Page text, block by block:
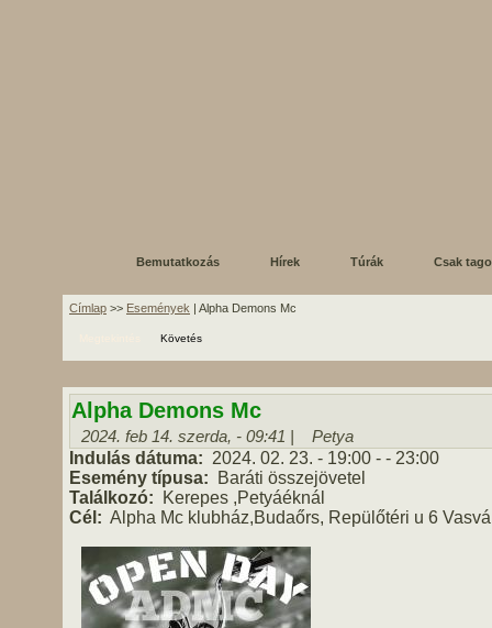
Bemutatkozás Hírek Túrák Csak
Címlap >> Események | Alpha Demons Mc
Követés
Alpha Demons Mc
2024. feb 14. szerda, - 09:41 | Petya
Indulás dátuma: 2024. 02. 23. - 19:00 - - 23:00
Esemény típusa:
Baráti összejövetel
Találkozó:
Kerepes ,Petyáéknál
Cél: Alpha Mc klubház,Budaőrs, Repülőtéri u 6